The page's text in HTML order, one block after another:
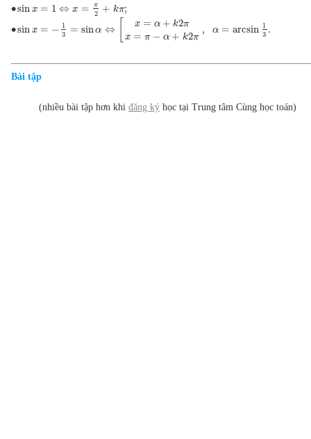
∙sin x = 1 ⇔ x = π
2 + kπ;
∙sin x = − 1
3
= sinα ⇔ x = α + k2π
x = π − α + k2π
, α = arcsin 1
3 .
Bài tập
(nhiều bài tập hơn khi đăng ký học tại Trung tâm Cùng học toán)